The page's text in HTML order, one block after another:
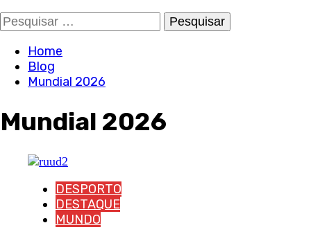
Pesquisar
por:
Home
Blog
Mundial 2026
Mundial 2026
DESPORTO
DESTAQUE
MUNDO